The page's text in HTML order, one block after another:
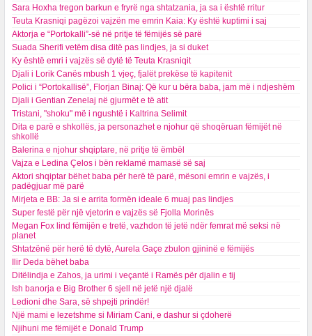
Sara Hoxha tregon barkun e fryrë nga shtatzania, ja sa i është rritur
Teuta Krasniqi pagëzoi vajzën me emrin Kaia: Ky është kuptimi i saj
Aktorja e “Portokalli”-së në pritje të fëmijës së parë
Suada Sherifi vetëm disa ditë pas lindjes, ja si duket
Ky është emri i vajzës së dytë të Teuta Krasniqit
Djali i Lorik Canës mbush 1 vjeç, fjalët prekëse të kapitenit
Polici i “Portokallisë”, Florjan Binaj: Që kur u bëra baba, jam më i ndjeshëm
Djali i Gentian Zenelaj në gjurmët e të atit
Tristani, "shoku" më i ngushtë i Kaltrina Selimit
Dita e parë e shkollës, ja personazhet e njohur që shoqëruan fëmijët në
shkollë
Balerina e njohur shqiptare, në pritje të ëmbël
Vajza e Ledina Çelos i bën reklamë mamasë së saj
Aktori shqiptar bëhet baba për herë të parë, mësoni emrin e vajzës, i
padëgjuar më parë
Mirjeta e BB: Ja si e arrita formën ideale 6 muaj pas lindjes
Super festë për një vjetorin e vajzës së Fjolla Morinës
Megan Fox lind fëmijën e tretë, vazhdon të jetë ndër femrat më seksi në
planet
Shtatzënë për herë të dytë, Aurela Gaçe zbulon gjininë e fëmijës
Ilir Deda bëhet baba
Ditëlindja e Zahos, ja urimi i veçantë i Ramës për djalin e tij
Ish banorja e Big Brother 6 sjell në jetë një djalë
Ledioni dhe Sara, së shpejti prindër!
Një mami e lezetshme si Miriam Cani, e dashur si çdoherë
Njihuni me fëmijët e Donald Trump